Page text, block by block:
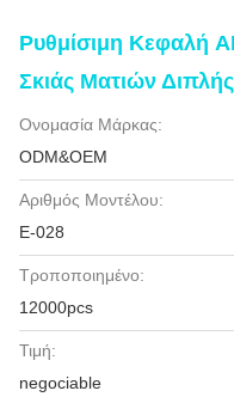
Ρυθμίσιμη Κεφαλή
Σκιάς Ματιών
Ονομασία Μάρκας:
ODM&OEM
Αριθμός Μοντέλου:
Ε-028
Τροποποιημένο:
12000pcs
Τιμή:
negociable